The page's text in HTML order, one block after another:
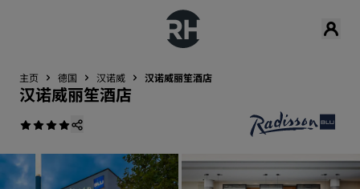
主页 德国 汉诺威 汉诺威丽笙酒店
汉诺威丽笙酒店